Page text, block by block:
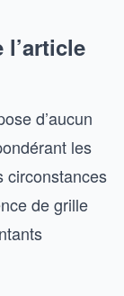
l’article
d’aucun
les
circonstances
de grille